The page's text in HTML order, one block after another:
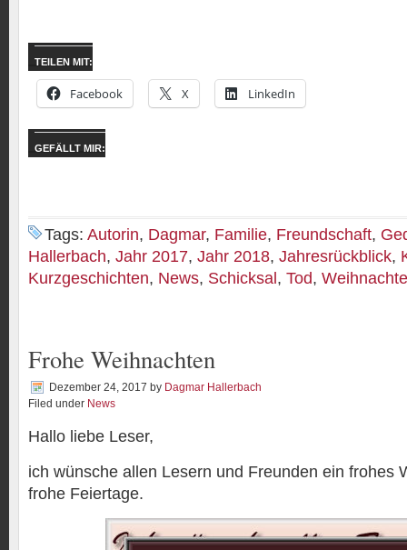
TEILEN MIT:
Facebook X LinkedIn
GEFÄLLT MIR:
Tags: Autorin, Dagmar, Familie, Freundschaft,
Hallerbach, Jahr 2017, Jahr 2018, Jahresrückblick,
Kurzgeschichten, News, Schicksal , Tod,
Frohe Weihnachten
Dezember 24, 2017 by Dagmar Hallerbach
Filed under News
Hallo liebe Leser,
ich wünsche allen Lesern und Freunden ein frohes
frohe Feiertage.